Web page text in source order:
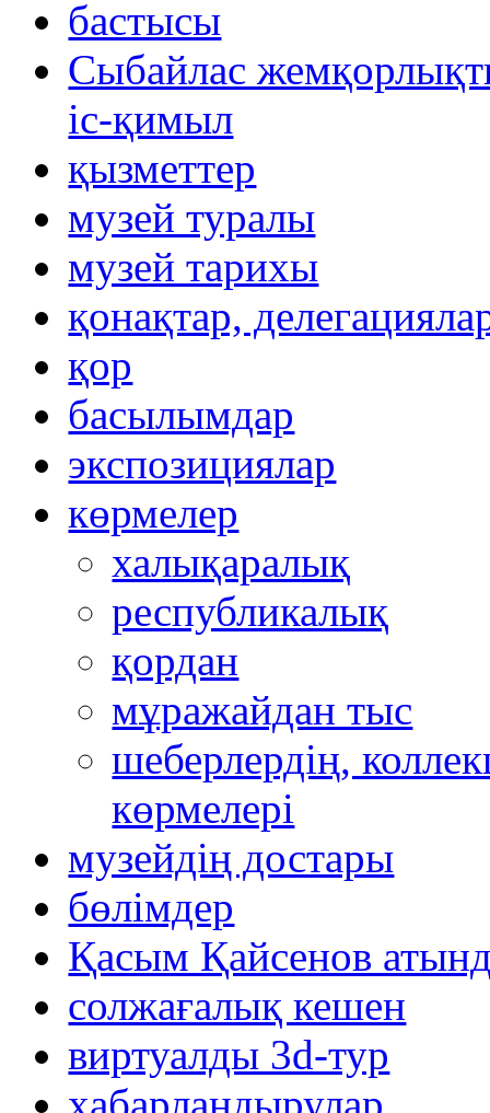
бастысы
Сыбайлас
іс-қимыл
қызметтер
музей туралы
музей тарихы
қонақтар,
қор
басылымдар
экспозициялар
көрмелер
халықаралық
республикалық
қордан
мұражайдан тыс
шеберлердің,
көрмелері
музейдің достары
бөлімдер
Қасым Қайсенов
солжағалық кешен
виртуалды 3d-тур
xабарландырулар